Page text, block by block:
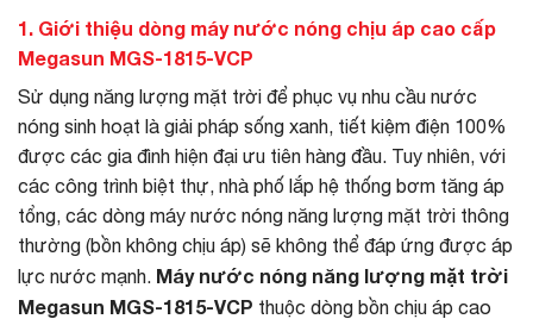
1. Giới thiệu dòng máy nước nóng chịu áp cao cấp
Megasun MGS-1815-VCP
Sử dụng năng lượng mặt trời để phục vụ nhu cầu nước
nóng sinh hoạt là giải pháp sống xanh, tiết kiệm điện 100%
được các gia đình hiện đại ưu tiên hàng đầu. Tuy nhiên, với
các công trình biệt thự, nhà phố lắp hệ thống bơm tăng áp
tổng, các dòng máy nước nóng năng lượng mặt trời thông
thường (bồn không chịu áp) sẽ không thể đáp ứng được áp
lực nước mạnh. Máy nước nóng năng lượng mặt trời
Megasun MGS-1815-VCP thuộc dòng bồn chịu áp cao